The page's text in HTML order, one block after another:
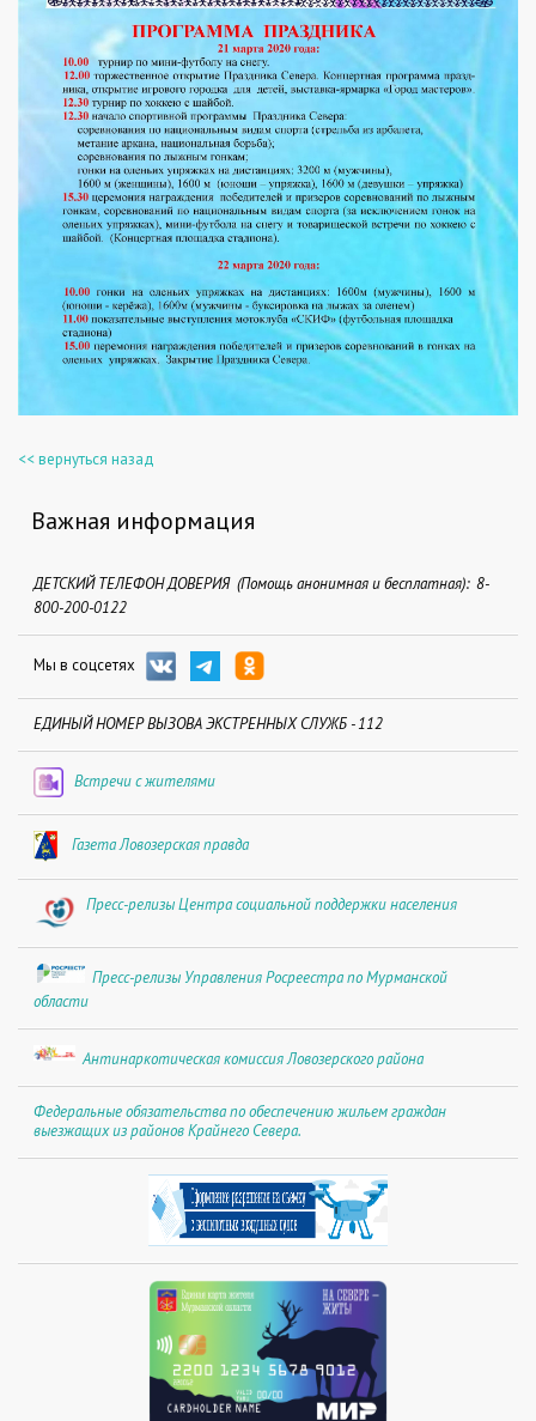
<< вернуться назад
Важная информация
ДЕТСКИЙ ТЕЛЕФОН ДОВЕРИЯ (Помощь анонимная и бесплатная): 8-
800-200-0122
Мы в соцсетях
ЕДИНЫЙ НОМЕР ВЫЗОВА ЭКСТРЕННЫХ СЛУЖБ - 112
Встречи с жителями
Газета Ловозерская правда
Пресс-релизы Центра социальной поддержки населения
Пресс-релизы Управления Росреестра по Мурманской
области
Антинаркотическая комиссия Ловозерского района
Федеральные обязательства по обеспечению жильем граждан
выезжащих из районов Крайнего Севера.